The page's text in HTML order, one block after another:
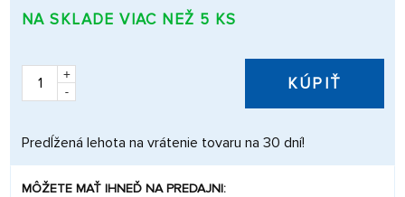
NA SKLADE VIAC NEŽ 5 KS
+
-
KÚPIŤ
Predĺžená lehota na vrátenie tovaru na 30 dní!
MÔŽETE MAŤ IHNEĎ NA PREDAJNI: